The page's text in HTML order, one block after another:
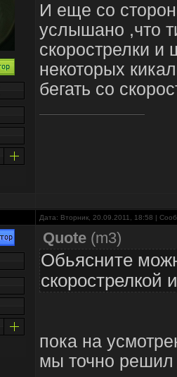
И еще со
услышано ,что
скорострелки
некоторых
бегать со
Дата: Вторник, 20.09.2011, 18:58 |
Quote(m3)
Обьясните
скорострелкой
пока на
мы точно решил